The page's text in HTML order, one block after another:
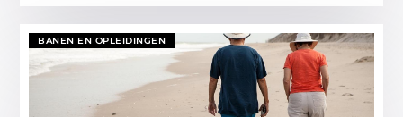
BANEN EN OPLEIDINGEN